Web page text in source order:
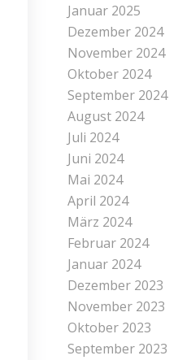
Januar 2025
Dezember 2024
November 2024
Oktober 2024
September 2024
August 2024
Juli 2024
Juni 2024
Mai 2024
April 2024
März 2024
Februar 2024
Januar 2024
Dezember 2023
November 2023
Oktober 2023
September 2023